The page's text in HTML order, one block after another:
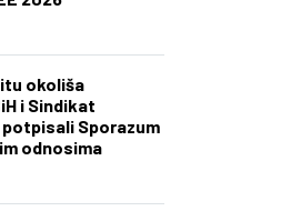
okoliša
i Sindikat
potpisali Sporazum
odnosima